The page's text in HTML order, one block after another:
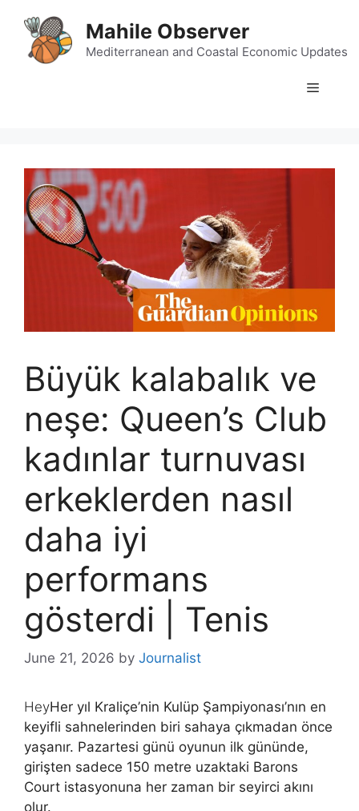
content
Mahile Observer
Mediterranean and Coastal Economic Updates
Menu
Büyük kalabalık ve
neşe: Queen’s Club
kadınlar turnuvası
erkeklerden nasıl
daha iyi
performans
gösterdi | Tenis
June 21, 2026 by Journalist
HeyHer yıl Kraliçe’nin Kulüp Şampiyonası’nın en
keyifli sahnelerinden biri sahaya çıkmadan önce
yaşanır. Pazartesi günü oyunun ilk gününde,
girişten sadece 150 metre uzaktaki Barons
Court istasyonuna her zaman bir seyirci akını
olur.